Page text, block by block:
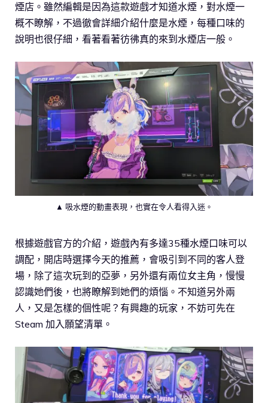
煙店。雖然編輯是因為這款遊戲才知道水煙，對水煙一
概不瞭解，不過徹會詳細介紹什麼是水煙，每種口味的
說明也很仔細，看著看著彷彿真的來到水煙店一般。
▲ 吸水煙的動畫表現，也實在令人看得入迷。
根據遊戲官方的介紹，遊戲內有多達35種水煙口味可以
調配，開店時選擇今天的推薦，會吸引到不同的客人登
場，除了這次玩到的亞夢，另外還有兩位女主角，慢慢
認識她們後，也將瞭解到她們的煩惱。不知道另外兩
人，又是怎樣的個性呢？有興趣的玩家，不妨可先在
Steam 加入願望清單。